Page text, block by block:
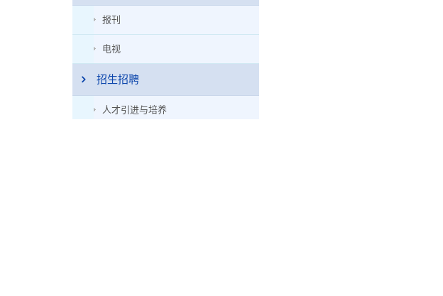
报刊
电视
招生招聘
人才引进与培养